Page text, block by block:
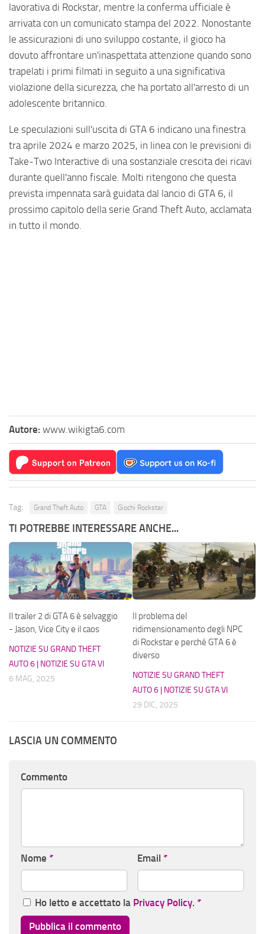
lavorativa di Rockstar, mentre la conferma ufficiale è
arrivata con un comunicato stampa del 2022. Nonostante
le assicurazioni di uno sviluppo costante, il gioco ha
dovuto affrontare un'inaspettata attenzione quando sono
trapelati i primi filmati in seguito a una significativa
violazione della sicurezza, che ha portato all'arresto di un
adolescente britannico.
Le speculazioni sull'uscita di GTA 6 indicano una finestra
tra aprile 2024 e marzo 2025, in linea con le previsioni di
Take-Two Interactive di una sostanziale crescita dei ricavi
durante quell'anno fiscale. Molti ritengono che questa
prevista impennata sarà guidata dal lancio di GTA 6, il
prossimo capitolo della serie Grand Theft Auto, acclamata
in tutto il mondo.
Autore: www.wikigta6.com
Tag: Grand Theft Auto GTA Giochi Rockstar
TI POTREBBE INTERESSARE ANCHE...
Il trailer 2 di GTA 6 è selvaggio
- Jason, Vice City e il caos
NOTIZIE SU GRAND THEFT
AUTO 6 | NOTIZIE SU GTA VI
6 MAG, 2025
Il problema del
ridimensionamento degli NPC
di Rockstar e perché GTA 6 è
diverso
NOTIZIE SU GRAND THEFT
AUTO 6 | NOTIZIE SU GTA VI
29 DIC, 2025
LASCIA UN COMMENTO
Commento
Nome * Email *
Ho letto e accettato la Privacy Policy. *